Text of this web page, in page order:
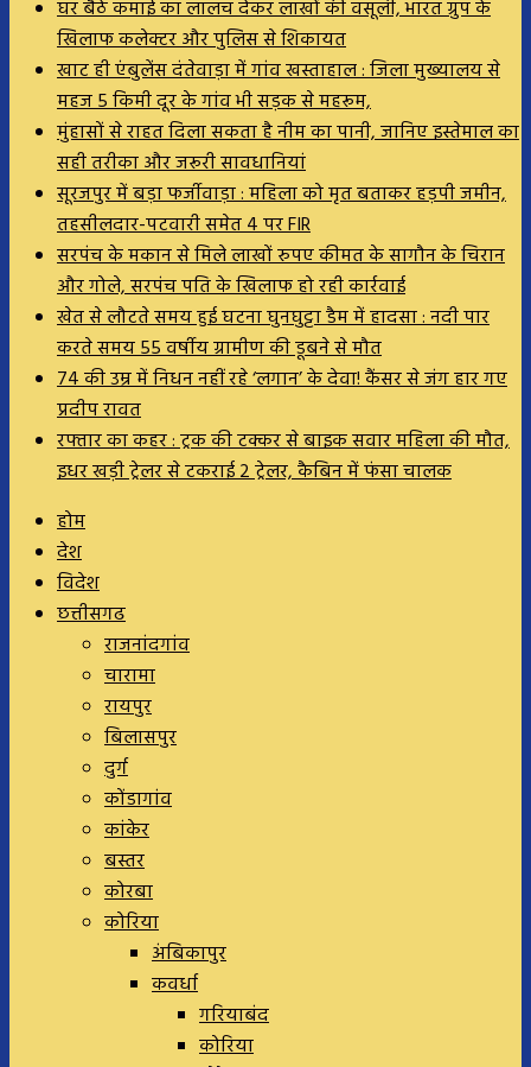
घर बैठे कमाई का लालच देकर लाखों की वसूली, भारत ग्रुप के
खिलाफ कलेक्टर और पुलिस से शिकायत
खाट ही एंबुलेंस दंतेवाड़ा में गांव खस्ताहाल : जिला मुख्यालय से
महज 5 किमी दूर के गांव भी सड़क से महरूम,
मुंहासों से राहत दिला सकता है नीम का पानी, जानिए इस्तेमाल का
सही तरीका और जरूरी सावधानियां
सूरजपुर में बड़ा फर्जीवाड़ा : महिला को मृत बताकर हड़पी जमीन,
तहसीलदार-पटवारी समेत 4 पर FIR
सरपंच के मकान से मिले लाखों रुपए कीमत के सागौन के चिरान
और गोले, सरपंच पति के खिलाफ हो रही कार्रवाई
खेत से लौटते समय हुई घटना घुनघुट्टा डैम में हादसा : नदी पार
करते समय 55 वर्षीय ग्रामीण की डूबने से मौत
74 की उम्र में निधन नहीं रहे ‘लगान’ के देवा! कैंसर से जंग हार गए
प्रदीप रावत
रफ्तार का कहर : ट्रक की टक्कर से बाइक सवार महिला की मौत,
इधर खड़ी ट्रेलर से टकराई 2 ट्रेलर, कैबिन में फंसा चालक
होम
देश
विदेश
छत्तीसगढ
राजनांदगांव
चारामा
रायपुर
बिलासपुर
दुर्ग
कोंडागांव
कांकेर
बस्तर
कोरबा
कोरिया
अंबिकापुर
कवर्धा
गरियाबंद
कोरिया